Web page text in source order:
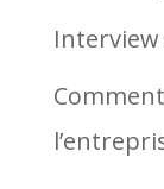
Interview